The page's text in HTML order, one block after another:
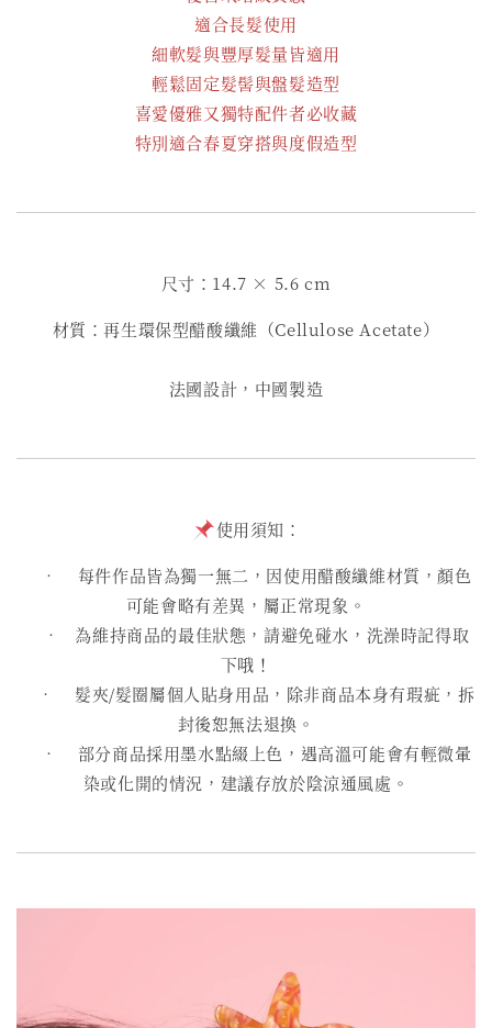
適合長髮使用
細軟髮與豐厚髮量皆適用
輕鬆固定髮髻與盤髮造型
喜愛優雅又獨特配件者必收藏
特別適合春夏穿搭與度假造型
尺寸：14.7 × 5.6 cm
材質：再生環保型醋酸纖維（Cellulose Acetate）
法國設計，中國製造
使用須知：
• 每件作品皆為獨一無二，因使用醋酸纖維材質，顏色
可能會略有差異，屬正常現象。
• 為維持商品的最佳狀態，請避免碰水，洗澡時記得取
下哦！
• 髮夾/髮圈屬個人貼身用品，除非商品本身有瑕疵，拆
封後恕無法退換。
• 部分商品採用墨水點綴上色，遇高溫可能會有輕微暈
染或化開的情況，建議存放於陰涼通風處。